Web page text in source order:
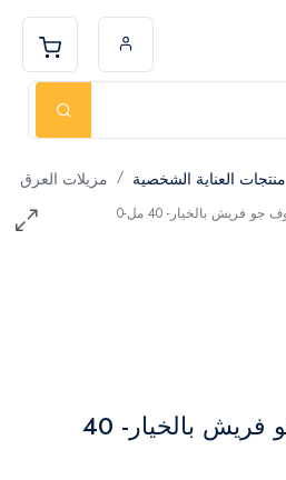
منتجات العناية الشخصية مزيلات العرق
مزيل العرق دوف جو فريش بالخيار- 40